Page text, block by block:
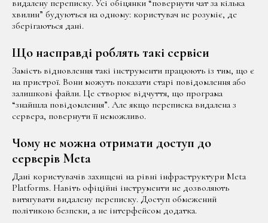
видалену переписку. Усі обіцянки “повернути чат за кілька
хвилин” будуються на одному: користувач не розуміє, де
зберігаються дані.
Що насправді роблять такі сервіси
Замість відновлення такі інструменти працюють із тим, що є
на пристрої. Вони можуть показати старі повідомлення або
залишкові файли. Це створює відчуття, що програма
“знайшла повідомлення”. Але якщо переписка видалена з
сервера, повернути її неможливо.
Чому не можна отримати доступ до
серверів Meta
Дані користувачів захищені на рівні інфраструктури Meta
Platforms. Навіть офіційні інструменти не дозволяють
витягувати видалену переписку. Доступ обмежений
політикою безпеки, а не інтерфейсом додатка.